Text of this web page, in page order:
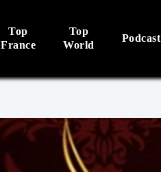
Top
France
Top
World
Podcast